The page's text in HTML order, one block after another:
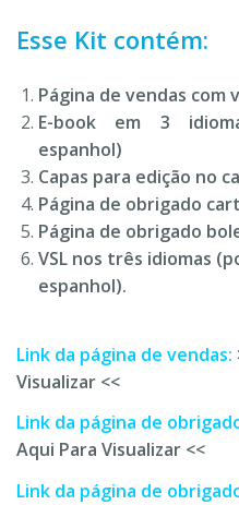
Esse Kit contém:
Página de vendas com
E-book em 3
espanhol)
Capas para edição no
Página de obrigado
Página de obrigado
VSL nos três idiomas
espanhol).
Link da página de vendas:
Visualizar <<
Link da página de
Aqui Para Visualizar <<
Link da página de